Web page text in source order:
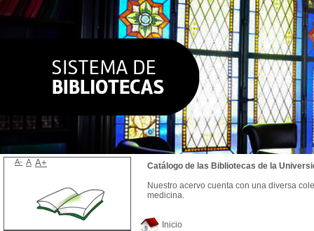
Inicio
Catálogo de las Bibliotecas de la
Nuestro acervo cuenta con una diversa
medicina.
A- A A+